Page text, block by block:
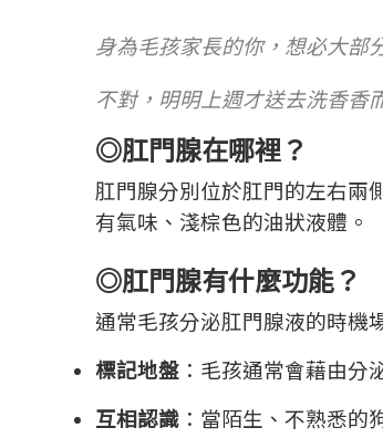
身為毛孩家長的你，想必大部
不對，明明上週才送去洗香
◎肛門腺在哪裡？
肛門腺分別位於肛門的左右兩
有氣味、淺棕色的油狀液體。
◎肛門腺有什麼功能？
通常毛孩分泌肛門腺液的時機
標記地盤 ：毛孩通常會藉由分
互相認識 ：當陌生、不熟悉